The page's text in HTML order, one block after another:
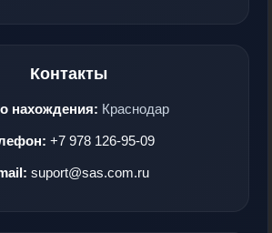
Контакты
нахождения: Краснодар
+7 978 126-95-09
suport@sas.com.ru